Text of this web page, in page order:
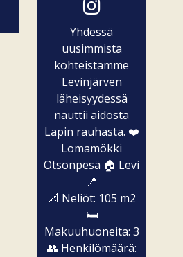
Yhdessä
uusimmista
kohteistamme
Levinjärven
läheisyydessä
nauttii aidosta
Lapin rauhasta. ❤️
Lomamökki
Otsonpesä 🏠 Levi
📍
📐 Neliöt: 105 m2
🛏️
Makuuhuoneita: 3
👥 Henkilömäärä: